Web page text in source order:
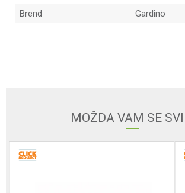
Brend
Gardino
Poruka
MOŽDA VAM SE